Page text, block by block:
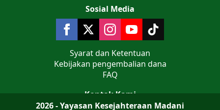
Kontak Kami
Sosial Media
Syarat dan Ketentuan
Kebijakan pengembalian dana
FAQ
2026 - Yayasan Kesejahteraan Madani